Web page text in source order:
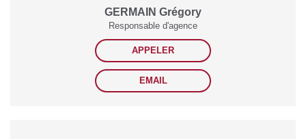
GERMAIN Grégory
Responsable d'agence
APPELER
EMAIL